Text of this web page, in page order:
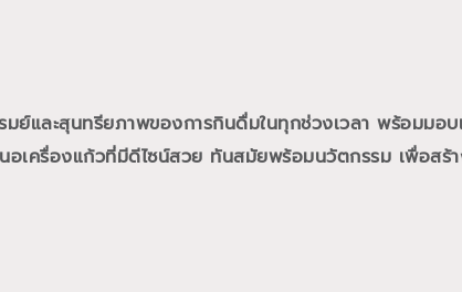
มย์และสุนทรียภาพของการกินดื่มในทุกช่วงเวลา พร้อมมอ
นอเครื่องแก้วที่มีดีไซน์สวย ทันสมัยพร้อมนวัตกรรม เพื่อส